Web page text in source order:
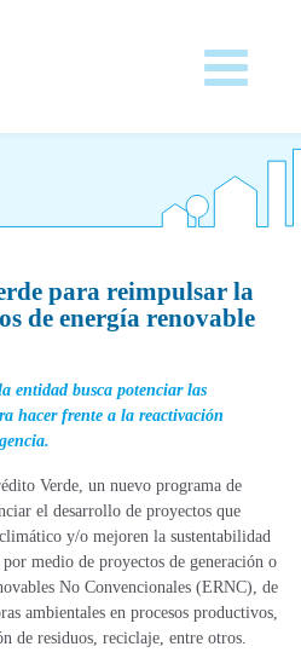
para reimpulsar la
de energía renovable
entidad busca potenciar las
hacer frente a la reactivación
Verde, un nuevo programa de
el desarrollo de proyectos que
y/o mejoren la sustentabilidad
medio de proyectos de generación o
No Convencionales (ERNC), de
ambientales en procesos productivos,
de residuos, reciclaje, entre otros.